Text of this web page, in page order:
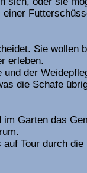
Sie wollen
erleben.
der
die Schafe
Garten das
Tour durch die